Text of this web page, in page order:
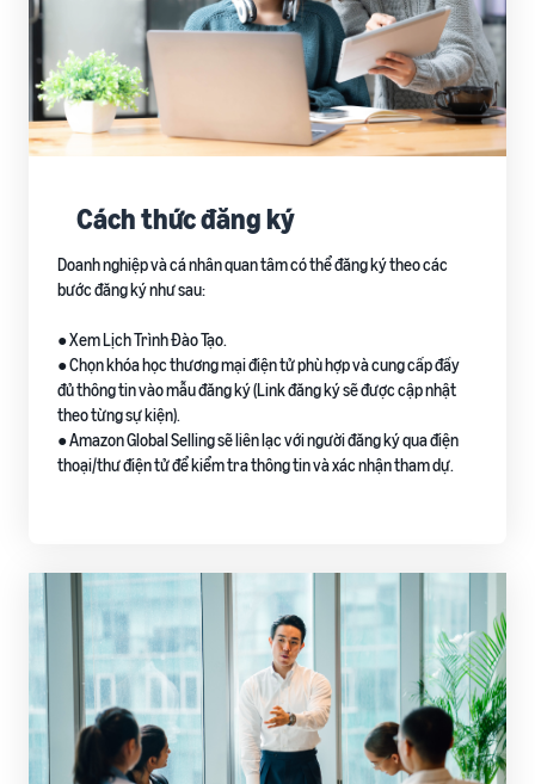
Cách thức đăng ký
Doanh nghiệp và cá nhân quan tâm có thể đăng ký theo các
bước đăng ký như sau:
● Xem Lịch Trình Đào Tạo.
● Chọn khóa học thương mại điện tử phù hợp và cung cấp đầy
đủ thông tin vào mẫu đăng ký (Link đăng ký sẽ được cập nhật
theo từng sự kiện).
● Amazon Global Selling sẽ liên lạc với người đăng ký qua điện
thoại/thư điện tử để kiểm tra thông tin và xác nhận tham dự.